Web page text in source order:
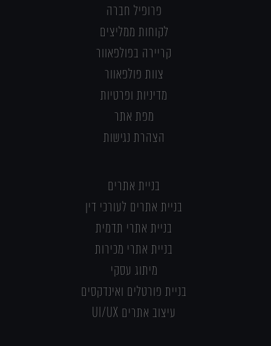
פרופיל חברה
לקוחות ממליצים
קריירה בפולפאוור
צוות פולפאוור
מדיניות ופרטיות
מפת אתר
הצהרת נגישות
בניית אתרים
בניית אתרים לעורכי דין
בניית אתרי תדמית
בניית אתרי מכירות
מיתוג עסקי
בניית פורטלים ואינדקסים
עיצוב אתרים UI/UX